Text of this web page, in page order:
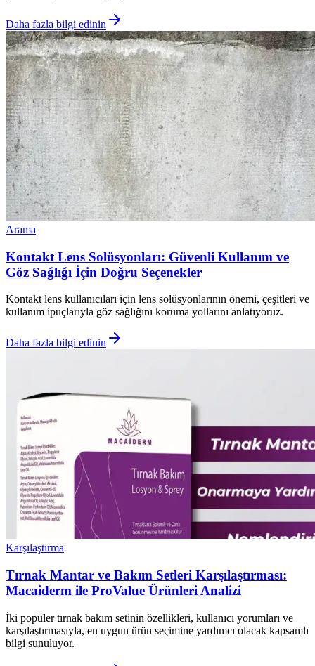
Daha fazla bilgi edinin
Arama
Kontakt Lens Solüsyonları: Güvenli Kullanım ve
Göz Sağlığı İçin Doğru Seçenekler
Kontakt lens kullanıcıları için lens solüsyonlarının önemi, çeşitleri ve
kullanım ipuçlarıyla göz sağlığını koruma yollarını anlatıyoruz.
Daha fazla bilgi edinin
Karşılaştırma
Tırnak Mantar ve Bakım Setleri Karşılaştırması:
Macaiderm ile ProValue Ürünleri Analizi
İki popüler tırnak bakım setinin özellikleri, kullanıcı yorumları ve
karşılaştırmasıyla, en uygun ürün seçimine yardımcı olacak kapsamlı
bilgi sunuluyor.